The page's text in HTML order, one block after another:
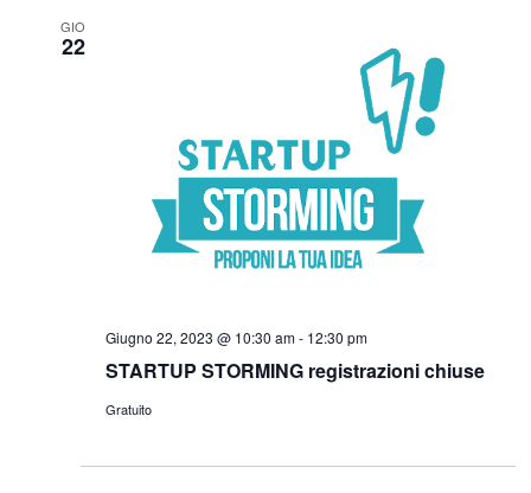
GIO
22
STARTUP STORMING registrazioni chiuse
Giugno 22, 2023 @ 10:30 am- 12:30 pm
Gratuito